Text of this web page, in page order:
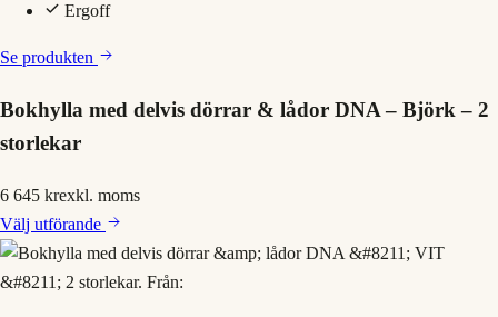
Ergoff
Se produkten
Bokhylla med delvis dörrar & lådor DNA – Björk – 2
storlekar
6 645 krexkl. moms
Välj utförande